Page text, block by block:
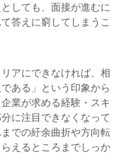
しても、面接が進むに
答えに窮してしまうこ
アにできなければ、相
ある」という印象から
業が求める経験・スキ
に注目できなくなって
での紆余曲折や方向転
えるところまでしっか